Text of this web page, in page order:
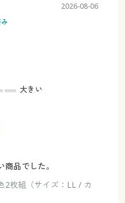
2026-08-06
大きい
品でした。
2枚組（サイズ：LL / カ